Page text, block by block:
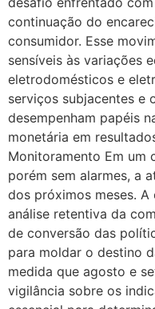
continuação do
consumidor. Esse
sensíveis às variações
eletrodomésticos e
serviços subjacentes e
desempenham papéis
monetária em
Monitoramento Em um
porém sem alarmes, a
dos próximos meses.
análise retentiva da
de conversão das
para moldar o destino
medida que agosto e
vigilância sobre os